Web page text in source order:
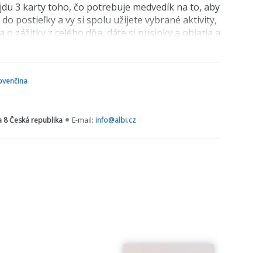
3 karty toho, čo potrebuje medvedík na to, aby
postieľky a vy si spolu užijete vybrané aktivity,
zážitky z celého dňa, dáte si pusinky a objatia a
a vedomým dýchaním.
8 Česká republika E-mail: info@albi.cz